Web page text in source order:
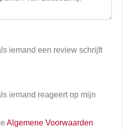
iemand een review schrijft
iemand reageert op mijn
Algemene Voorwaarden